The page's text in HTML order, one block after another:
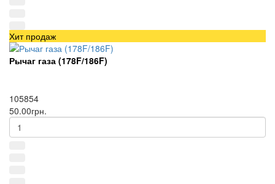
Хит продаж
Рычаг газа (178F/186F)
105854
50.00грн.